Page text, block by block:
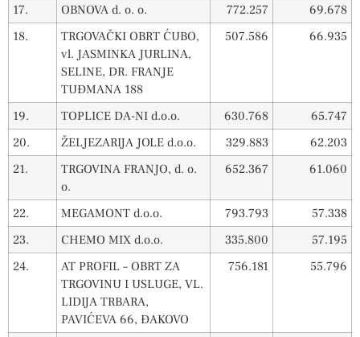
17.
OBNOVA d. o. o. 772.257
69.678
18.
TRGOVAČKI OBRT ĆUBO,
vl. JASMINKA JURLINA,
SELINE, DR. FRANJE
TUĐMANA 188
507.586 66.935
19. TOPLICE DA-NI d.o.o. 630.768
65.747
20.
ŽELJEZARIJA JOLE d.o.o. 329.883
62.203
21.
TRGOVINA FRANJO, d. o.
o.
652.367 61.060
22. MEGAMONT d.o.o. 793.793
57.338
23.
CHEMO MIX d.o.o. 335.800
57.195
24.
AT PROFIL – OBRT ZA
TRGOVINU I USLUGE, VL.
LIDIJA TRBARA,
PAVIĆEVA 66, ĐAKOVO
756.181 55.796